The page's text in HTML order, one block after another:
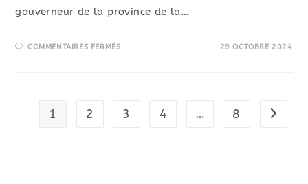
gouverneur de la province de la…
COMMENTAIRES FERMÉS 29 OCTOBRE 2024
1 2 3 4 … 8